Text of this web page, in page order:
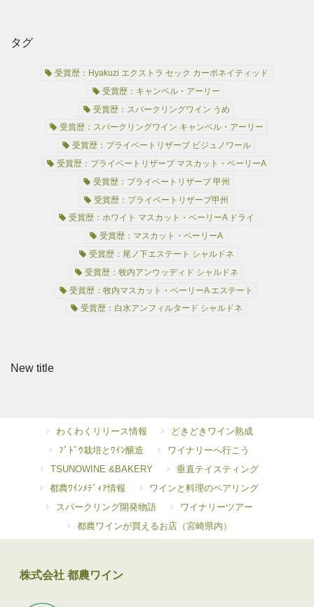
タグ
受賞歴：Hyakuzi エクストラ セック カーボネイティッド
受賞歴：キャンベル・アーリー
受賞歴：スパークリングワイン うめ
受賞歴：スパークリングワイン キャンベル・アーリー
受賞歴：プライベートリザーブ ビジュノワール
受賞歴：プライベートリザーブ マスカット・ベーリーA
受賞歴：プライベートリザーブ 甲州
受賞歴：プライベートリザーブ甲州
受賞歴：ホワイト マスカット・ベーリーA ドライ
受賞歴：マスカット・ベーリーA
受賞歴：尾ノ下エステート シャルドネ
受賞歴：牧内アンウッディド シャルドネ
受賞歴：牧内マスカット・ベーリーA エステート
受賞歴：白水アンフィルタード シャルドネ
New title
わくわくリリース情報
どきどきワイン熟成
ﾌﾞﾄﾞｳ栽培とﾜｲﾝ醸造
ワイナリーへ行こう
TSUNOWINE &BAKERY
垂直テイスティング
都農ﾜｲﾝﾒﾃﾞｨｱ情報
ワインと料理のペアリング
スパークリング開発物語
ワイナリーツアー
都農ワインが買えるお店（宮崎県内）
株式会社 都農ワイン